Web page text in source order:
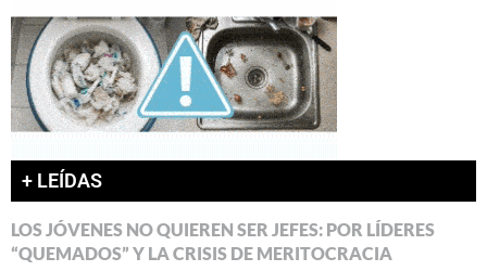
+ LEÍDAS
LOS JÓVENES NO QUIEREN SER JEFES: POR LÍDERES
“QUEMADOS” Y LA CRISIS DE MERITOCRACIA